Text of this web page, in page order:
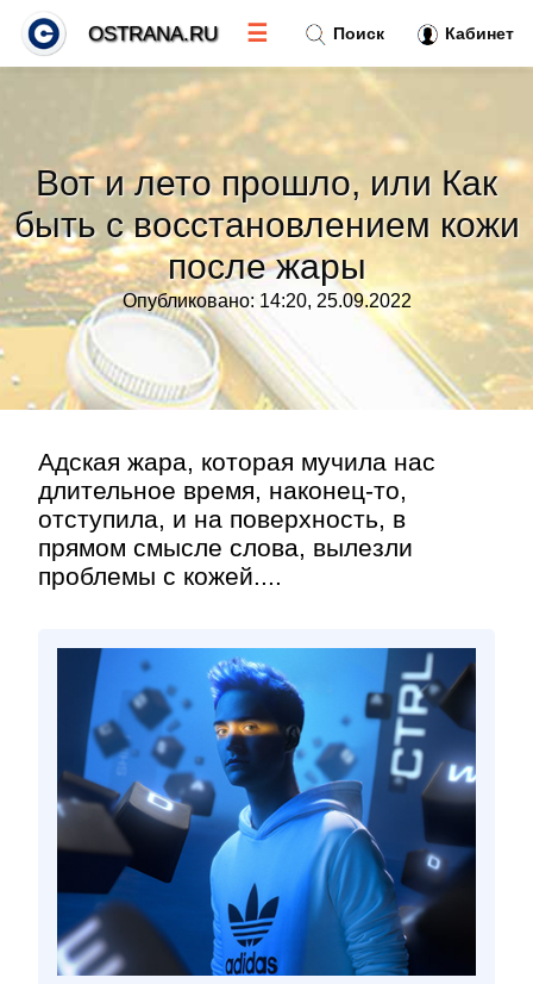
Вот и лето прошло, или Как
быть с восстановлением кожи
после жары
Опубликовано: 14:20, 25.09.2022
Адская жара, которая мучила нас
длительное время, наконец-то,
отступила, и на поверхность, в
прямом смысле слова, вылезли
проблемы с кожей....
Поиск Кабинет
OSTRANA.RU ☰
Тренды новостей»
Рубрики»
Правила
Контакт»